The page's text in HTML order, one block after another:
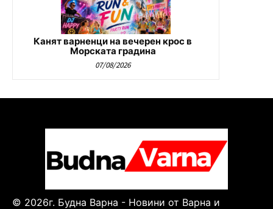
Канят варненци на вечерен крос в
Морската градина
07/08/2026
© 2026г. Будна Варна - Новини от Варна и